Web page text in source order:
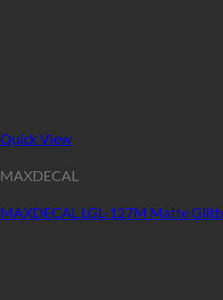
Quick View
MAXDECAL
MAXDECAL LGL-127M Matte